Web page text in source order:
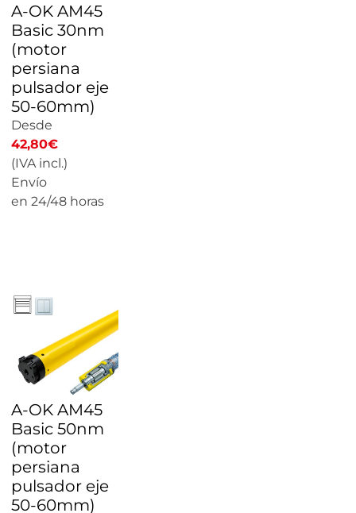
A-OK AM45
Basic 30nm
(motor
persiana
pulsador eje
50-60mm)
Desde
42,80€
(IVA incl.)
Envío
en 24/48 horas
A-OK AM45
Basic 50nm
(motor
persiana
pulsador eje
50-60mm)